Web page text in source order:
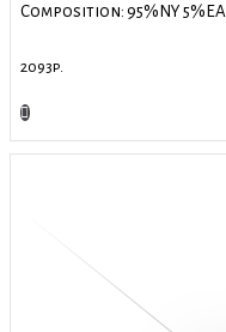
Composition: 95%NY 5%EA..
2093р.